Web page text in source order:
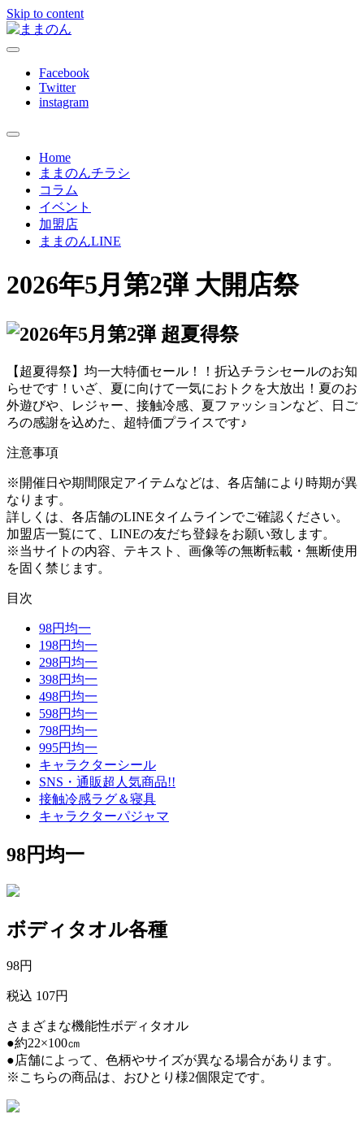
Skip to content
ままのん
ままのんは、忙しいあなたを応援します
Facebook
Twitter
instagram
Home
ままのんチラシ
コラム
イベント
加盟店
ままのんLINE
2026年5月第2弾 大開店祭
【超夏得祭】均一大特価セール！！折込チラシセールのお知
らせです！いざ、夏に向けて一気におトクを大放出！夏のお
外遊びや、レジャー、接触冷感、夏ファッションなど、日ご
ろの感謝を込めた、超特価プライスです♪
注意事項
※開催日や期間限定アイテムなどは、各店舗により時期が異
なります。
詳しくは、各店舗のLINEタイムラインでご確認ください。
加盟店一覧にて、LINEの友だち登録をお願い致します。
※当サイトの内容、テキスト、画像等の無断転載・無断使用
を固く禁じます。
目次
98円均一
198円均一
298円均一
398円均一
498円均一
598円均一
798円均一
995円均一
キャラクターシール
SNS・通販超人気商品!!
接触冷感ラグ＆寝具
キャラクターパジャマ
98円均一
ボディタオル各種
98円
税込 107円
さまざまな機能性ボディタオル
●約22×100㎝
●店舗によって、色柄やサイズが異なる場合があります。
※こちらの商品は、おひとり様2個限定です。